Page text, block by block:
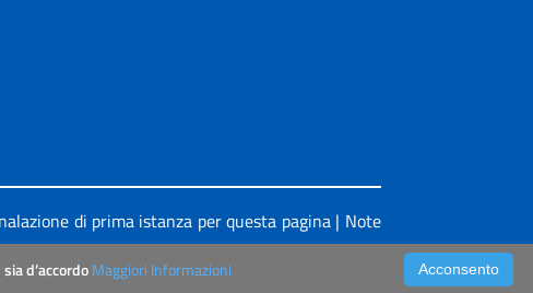
di prima istanza per questa pagina| Note
Acconsento
d’accordoMaggiori Informazioni